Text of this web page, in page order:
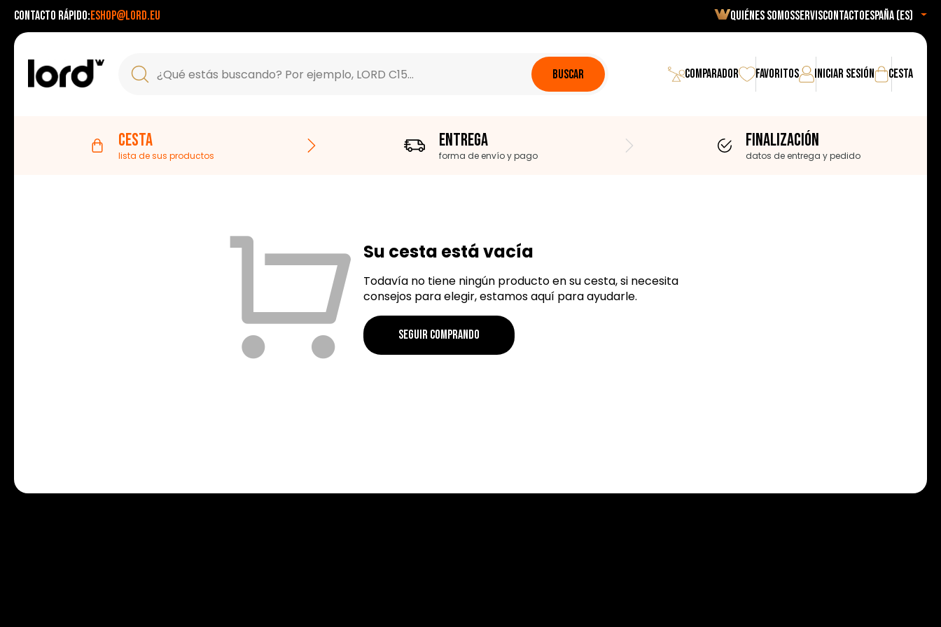
Contacto rápido:eshop@lord.eu Quiénes somosServisContactoEspaña (es)
BUSCAR Comparador Favoritos Iniciar sesión Cesta
Cesta
lista de sus productos
Entrega
forma de envío y pago
Finalización
datos de entrega y pedido
Su cesta está vacía
Todavía no tiene ningún producto en su cesta, si necesita
consejos para elegir, estamos aquí para ayudarle.
SEGUIR COMPRANDO